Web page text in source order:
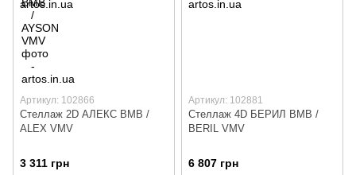
Артикул: 102866
Стеллаж 2D АЛЕКС ВМВ /
ALEX VMV
3 311 грн
Артикул: 102881
Стеллаж 4D БЕРИЛ ВМВ /
BERIL VMV
6 807 грн